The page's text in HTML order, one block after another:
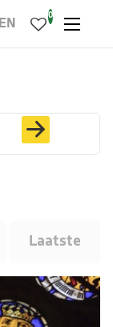
EN
0
Laatste